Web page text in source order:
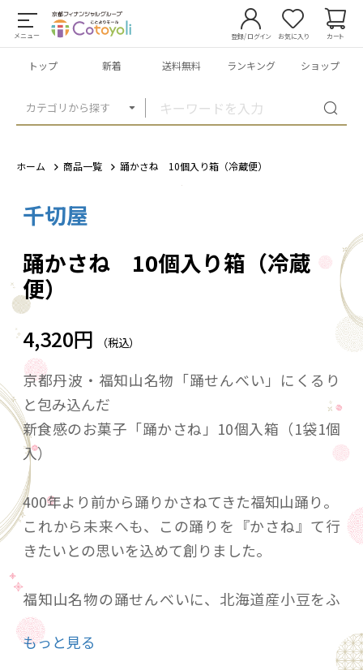
メニュー
カテゴリから探す
登録/ログイン お気に入り カート
トップ 新着 送料無料 ランキング ショップ
ホーム 商品一覧 踊かさね 10個入り箱（冷蔵便）
千切屋
踊かさね 10個入り箱（冷蔵
便）
4,320円 （税込）
京都丹波・福知山名物「踊せんべい」にくるり
と包み込んだ
新食感のお菓子「踊かさね」10個入箱（1袋1個
入）
400年より前から踊りかさねてきた福知山踊り。
これから未来へも、この踊りを『かさね』て行
きたいとの思いを込めて創りました。
福知山名物の踊せんべいに、北海道産小豆をふ
っくらと上品に炊き上げた無添加の粒あんを、
くるりと包み込みました。おせんべいだけど、
もっと見る